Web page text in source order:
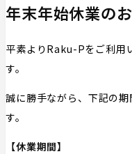
年末年始休業の
平素よりRaku-Pをご利用
す。
誠に勝手ながら、下記の
す。
【休業期間】